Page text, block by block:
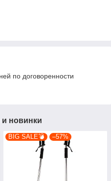
по договоренности
новинки
BIG SALE💣 –57%